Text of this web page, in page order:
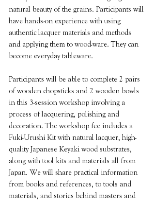
natural beauty of the grains. Participants will
have hands-on experience with using
authentic lacquer materials and methods
and applying them to wood-ware. They can
become everyday tableware.
Participants will be able to complete 2 pairs
of wooden chopsticks and 2 wooden bowls
in this 3-session workshop involving a
process of lacquering, polishing and
decoration. The workshop fee includes a
Fuki-Urushi Kit with natural lacquer, high-
quality Japanese Keyaki wood substrates,
along with tool kits and materials all from
Japan. We will share practical information
from books and references, to tools and
materials, and stories behind masters and